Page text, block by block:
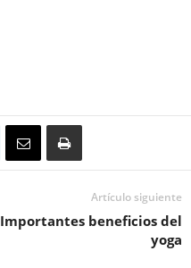
Artículo siguiente
Importantes beneficios del
yoga